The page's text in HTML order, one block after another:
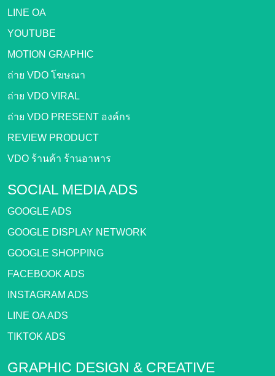
LINE OA
YOUTUBE
MOTION GRAPHIC
ถ่าย VDO โฆษณา
ถ่าย VDO VIRAL
ถ่าย VDO PRESENT องค์กร
REVIEW PRODUCT
VDO ร้านค้า ร้านอาหาร
SOCIAL MEDIA ADS
GOOGLE ADS
GOOGLE DISPLAY NETWORK
GOOGLE SHOPPING
FACEBOOK ADS
INSTAGRAM ADS
LINE OA ADS
TIKTOK ADS
GRAPHIC DESIGN & CREATIVE